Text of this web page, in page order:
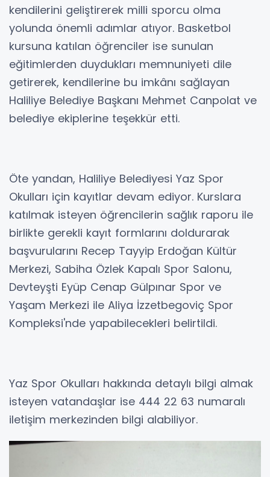
kendilerini geliştirerek milli sporcu olma
yolunda önemli adımlar atıyor. Basketbol
kursuna katılan öğrenciler ise sunulan
eğitimlerden duydukları memnuniyeti dile
getirerek, kendilerine bu imkânı sağlayan
Haliliye Belediye Başkanı Mehmet Canpolat ve
belediye ekiplerine teşekkür etti.
Öte yandan, Haliliye Belediyesi Yaz Spor
Okulları için kayıtlar devam ediyor. Kurslara
katılmak isteyen öğrencilerin sağlık raporu ile
birlikte gerekli kayıt formlarını doldurarak
başvurularını Recep Tayyip Erdoğan Kültür
Merkezi, Sabiha Özlek Kapalı Spor Salonu,
Devteyşti Eyüp Cenap Gülpınar Spor ve
Yaşam Merkezi ile Aliya İzzetbegoviç Spor
Kompleksi'nde yapabilecekleri belirtildi.
Yaz Spor Okulları hakkında detaylı bilgi almak
isteyen vatandaşlar ise 444 22 63 numaralı
iletişim merkezinden bilgi alabiliyor.